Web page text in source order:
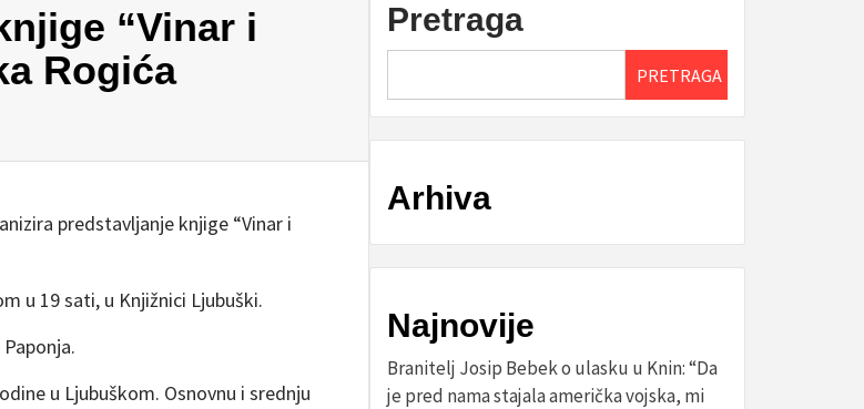
“Vinar i
Rogića
predstavljanje knjige “Vinar i
u 19 sati, u Knjižnici Ljubuški.
u Ljubuškom. Osnovnu i srednju
Pretraga
PRETRAGA
Arhiva
Najnovije
Branitelj Josip Bebek o ulasku u Knin: “Da
je pred nama stajala američka vojska, mi